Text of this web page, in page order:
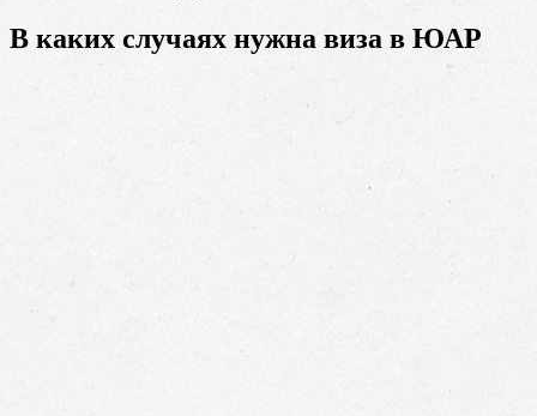
В каких случаях нужна виза в ЮАР